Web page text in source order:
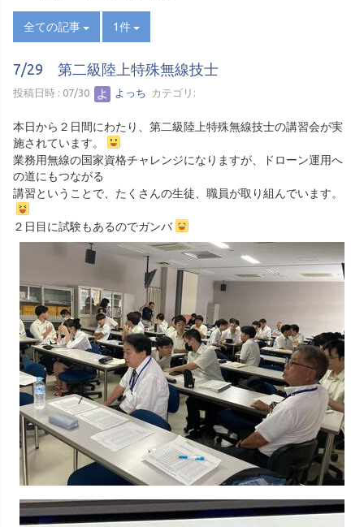
全ての記事 1件
7/29 第二級陸上特殊無線技士
投稿日時 : 07/30 よっち カテゴリ:
本日から２日間にわたり、第二級陸上特殊無線技士の講習会が実
施されています。
業務用無線の国家資格チャレンジになりますが、ドローン運用へ
の道にもつながる
講習ということで、たくさんの生徒、職員が取り組んでいます。
２日目に試験もあるのでガンバ